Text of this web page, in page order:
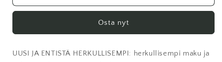
Osta nyt
UUSI JA ENTISTÄ HERKULLISEMPI: herkullisempi maku ja